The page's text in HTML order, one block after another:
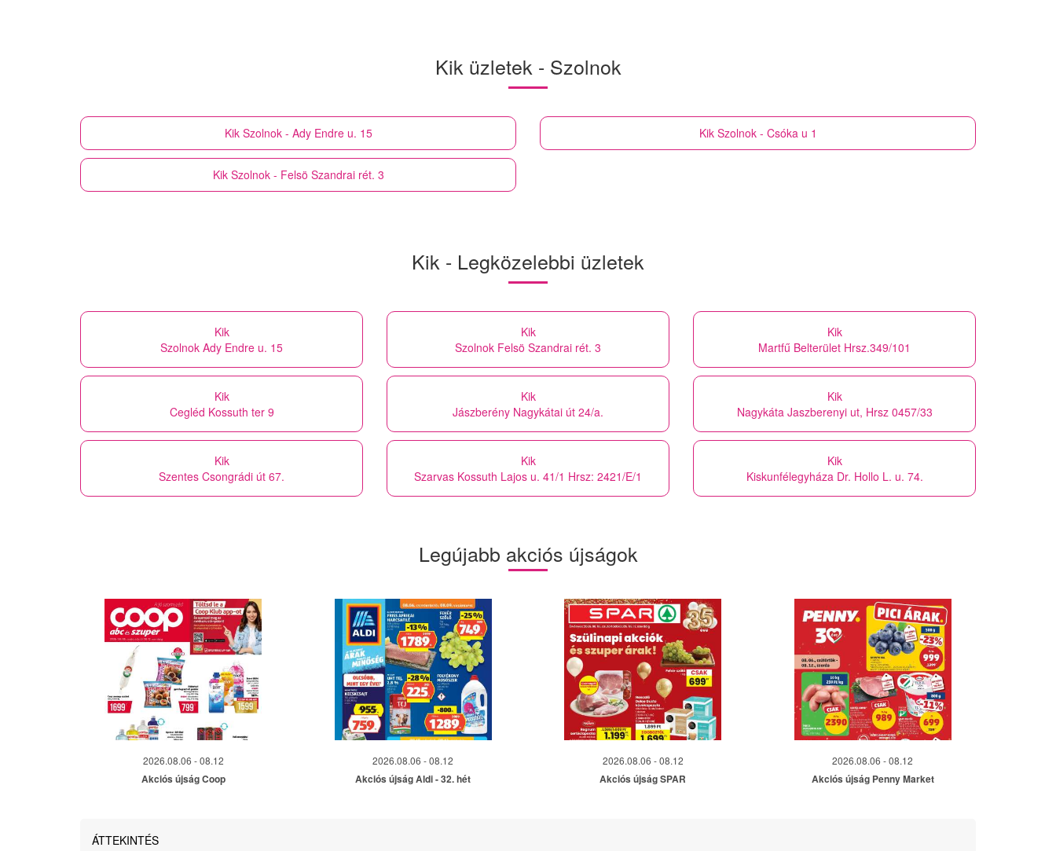
Kik üzletek - Szolnok
Kik Szolnok - Ady Endre u. 15 Kik Szolnok - Csóka u 1
Kik Szolnok - Felsö Szandrai rét. 3
Kik - Legközelebbi üzletek
Kik
Szolnok Ady Endre u. 15
Kik
Szolnok Felsö Szandrai rét. 3
Kik
Martfű Belterület Hrsz.349/101
Kik
Cegléd Kossuth ter 9
Kik
Jászberény Nagykátai út 24/a.
Kik
Nagykáta Jaszberenyi ut, Hrsz 0457/33
Kik
Szentes Csongrádi út 67.
Kik
Szarvas Kossuth Lajos u. 41/1 Hrsz: 2421/E/1
Kik
Kiskunfélegyháza Dr. Hollo L. u. 74.
Legújabb akciós újságok
2026.08.06 - 08.12
Akciós újság Coop
2026.08.06 - 08.12
Akciós újság Aldi - 32. hét
2026.08.06 - 08.12
Akciós újság SPAR
2026.08.06 - 08.12
Akciós újság Penny Market
ÁTTEKINTÉS